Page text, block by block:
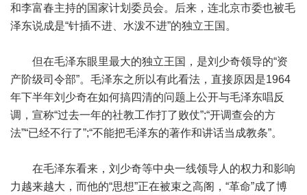
和李富春主持的国家计划委员会。后来，连北京市委也被毛
泽东说成是“针插不进、水泼不进”的独立王国。
但在毛泽东眼里最大的独立王国，是刘少奇领导的“资
产阶级司令部”。毛泽东之所以有此看法，直接原因是1964
年下半年刘少奇在如何搞四清的问题上公开与毛泽东唱反
调，宣称“过去一年的社教工作打了败仗”;“开调查会的方
法”“已经不行了”;“不能把毛泽东的著作和讲话当成教条”。
在毛泽东看来，刘少奇等中央一线领导人的权力和影响
力越来越大，而他的“思想”正在被束之高阁，“革命”成了博